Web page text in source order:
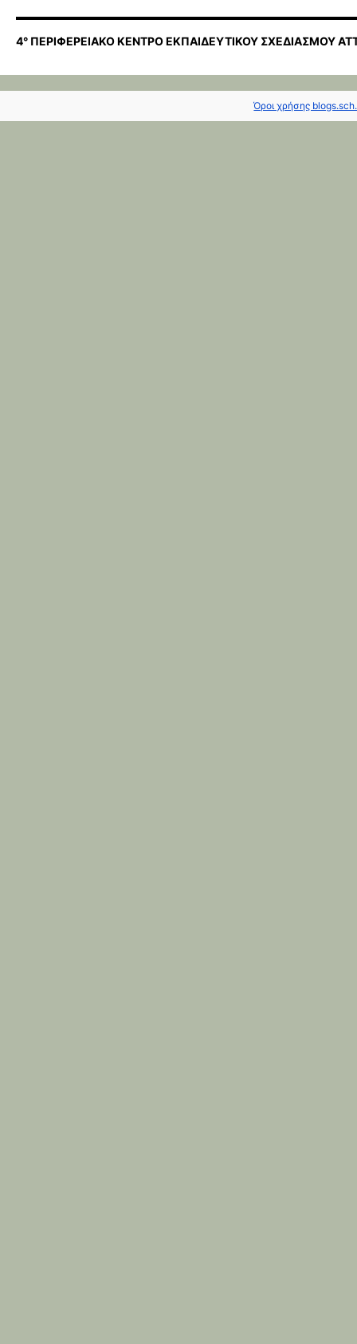
4° ΠΕΡΙΦΕΡΕΙΑΚΟ ΚΕΝΤΡΟ ΕΚΠΑΙΔΕΥΤΙΚΟΥ ΣΧΕΔΙΑΣΜΟΥ
Όροι χρήσης